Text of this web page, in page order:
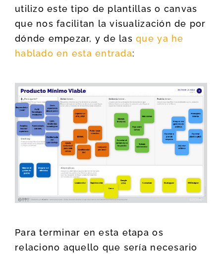
utilizo este tipo de plantillas o canvas
que nos facilitan la visualización de por
dónde empezar, y de lasque ya he
hablado en esta entrada:
Para terminar en esta etapa os
relaciono aquello que sería necesario